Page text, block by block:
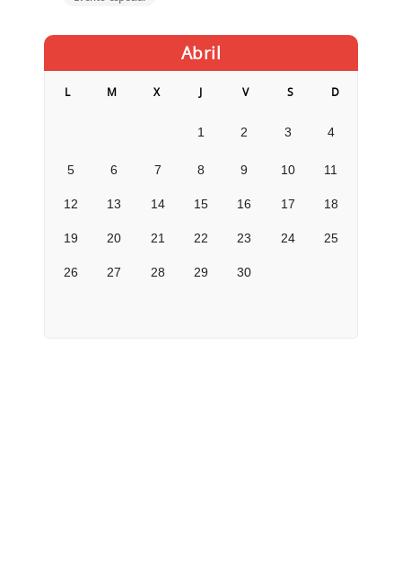
Abril
L M X J V S D
1 2 3 4
5 6 7 8 9 10 11
12 13 14 15 16 17 18
19 20 21 22 23 24 25
26 27 28 29 30